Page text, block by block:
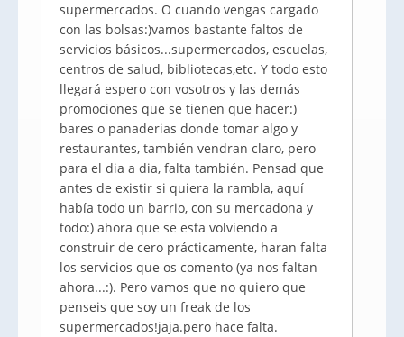
supermercados. O cuando vengas cargado
con las bolsas:)vamos bastante faltos de
servicios básicos...supermercados, escuelas,
centros de salud, bibliotecas,etc. Y todo esto
llegará espero con vosotros y las demás
promociones que se tienen que hacer:)
bares o panaderias donde tomar algo y
restaurantes, también vendran claro, pero
para el dia a dia, falta también. Pensad que
antes de existir si quiera la rambla, aquí
había todo un barrio, con su mercadona y
todo:) ahora que se esta volviendo a
construir de cero prácticamente, haran falta
los servicios que os comento (ya nos faltan
ahora...:). Pero vamos que no quiero que
penseis que soy un freak de los
supermercados!jaja.pero hace falta.